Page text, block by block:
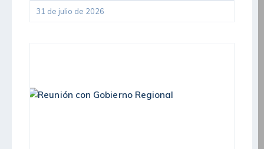
31 de julio de 2026